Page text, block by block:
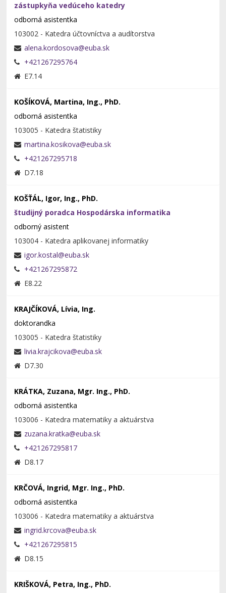
zástupkyňa vedúceho katedry
odborná asistentka
103002 - Katedra účtovníctva a audítorstva
+421267295764
E7.14
KOŠÍKOVÁ, Martina, Ing., PhD.
odborná asistentka
103005 - Katedra štatistiky
+421267295718
D7.18
KOŠŤÁL, Igor, Ing., PhD.
študijný poradca Hospodárska informatika
odborný asistent
103004 - Katedra aplikovanej informatiky
+421267295872
E8.22
KRAJČÍKOVÁ, Lívia, Ing.
doktorandka
103005 - Katedra štatistiky
D7.30
KRÁTKA, Zuzana, Mgr. Ing., PhD.
odborná asistentka
103006 - Katedra matematiky a aktuárstva
+421267295817
D8.17
KRČOVÁ, Ingrid, Mgr. Ing., PhD.
odborná asistentka
103006 - Katedra matematiky a aktuárstva
+421267295815
D8.15
KRIŠKOVÁ, Petra, Ing., PhD.